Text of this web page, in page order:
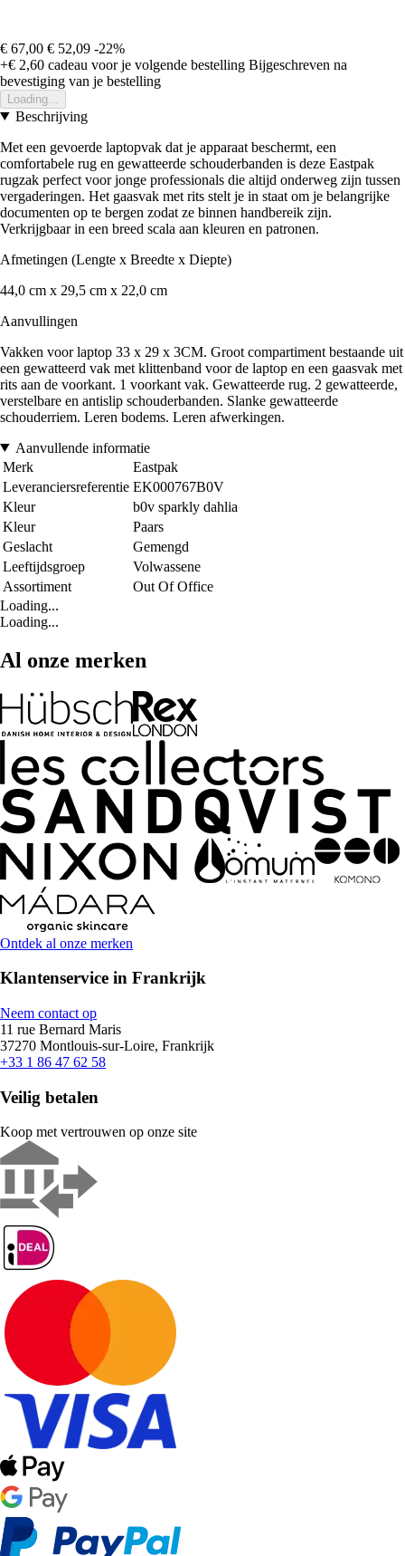
€ 67,00 € 52,09 -22%
+€ 2,60 cadeau voor je volgende bestelling Bijgeschreven na
bevestiging van je bestelling
Loading...
Beschrijving
Met een gevoerde laptopvak dat je apparaat beschermt, een
comfortabele rug en gewatteerde schouderbanden is deze Eastpak
rugzak perfect voor jonge professionals die altijd onderweg zijn tussen
vergaderingen. Het gaasvak met rits stelt je in staat om je belangrijke
documenten op te bergen zodat ze binnen handbereik zijn.
Verkrijgbaar in een breed scala aan kleuren en patronen.
Afmetingen (Lengte x Breedte x Diepte)
44,0 cm x 29,5 cm x 22,0 cm
Aanvullingen
Vakken voor laptop 33 x 29 x 3CM. Groot compartiment bestaande uit
een gewatteerd vak met klittenband voor de laptop en een gaasvak met
rits aan de voorkant. 1 voorkant vak. Gewatteerde rug. 2 gewatteerde,
verstelbare en antislip schouderbanden. Slanke gewatteerde
schouderriem. Leren bodems. Leren afwerkingen.
Aanvullende informatie
Merk
Eastpak
Leveranciersreferentie EK000767B0V
Kleur
b0v sparkly dahlia
Kleur
Paars
Geslacht
Gemengd
Leeftijdsgroep
Volwassene
Assortiment
Out Of Office
Loading...
Loading...
Al onze merken
Ontdek al onze merken
Klantenservice in Frankrijk
Neem contact op
11 rue Bernard Maris
37270 Montlouis-sur-Loire, Frankrijk
+33 1 86 47 62 58
Veilig betalen
Koop met vertrouwen op onze site